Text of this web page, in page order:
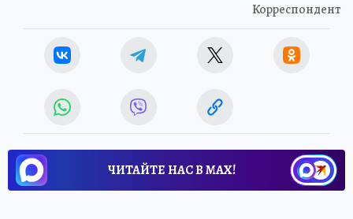
Корреспондент
ЧИТАЙТЕ НАС В МАХ!